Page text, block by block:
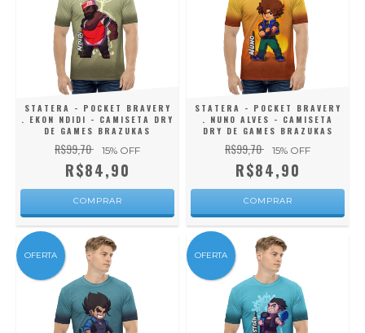
STATERA - POCKET BRAVERY
. EKON NDIDI - CAMISETA DRY
DE GAMES BRAZUKAS
R$99,70 15% OFF
R$84,90
COMPRAR
STATERA - POCKET BRAVERY
. NUNO ALVES - CAMISETA
DRY DE GAMES BRAZUKAS
R$99,70 15% OFF
R$84,90
COMPRAR
OFERTA OFERTA